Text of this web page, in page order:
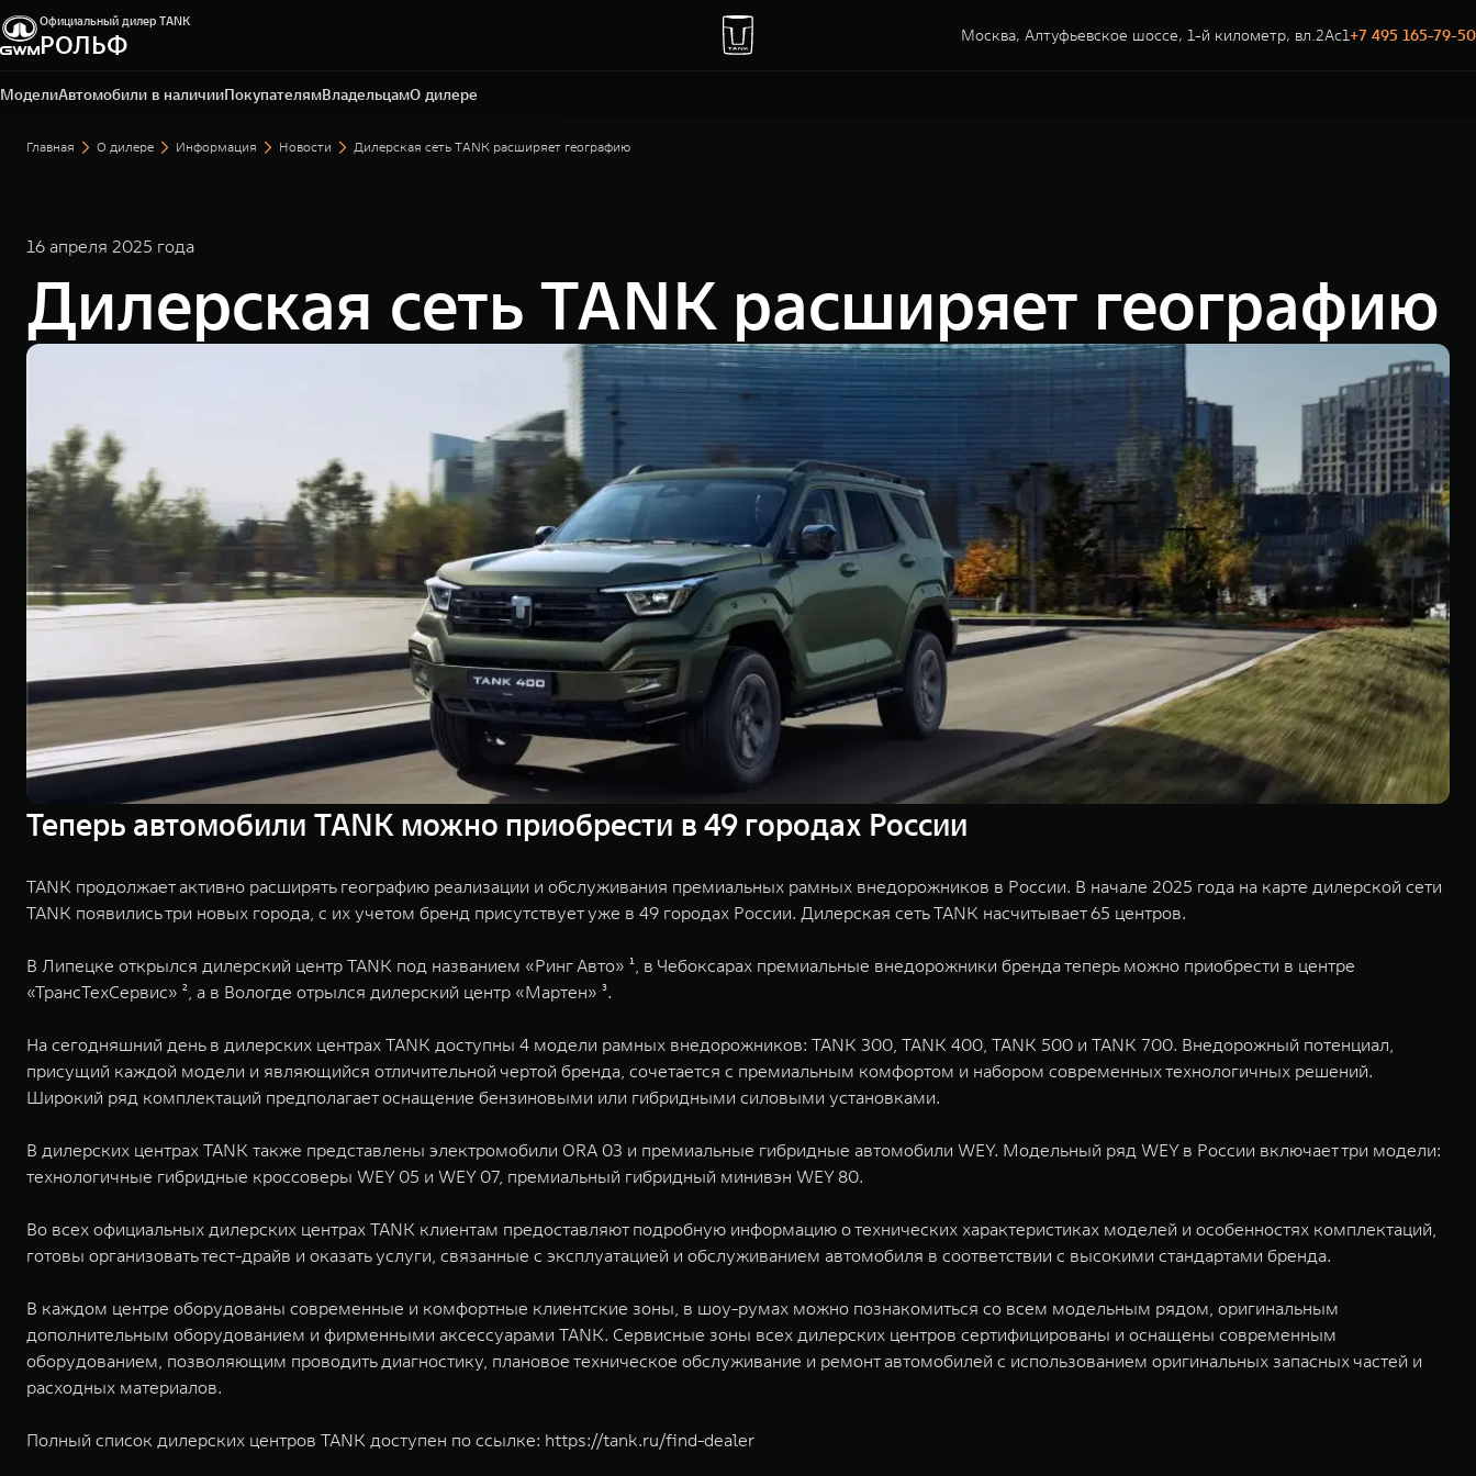
Официальный дилер TANK
РОЛЬФ Москва, Алтуфьевское шоссе, 1-й километр, вл.2Ас1+7 495 165-79-50
МоделиАвтомобили в наличииПокупателямВладельцамО дилере
Москва, Алтуфьевское шоссе, 1-й километр, вл.2Ас1
+7 495 165-79-50
Главная О дилере Информация Новости Дилерская сеть TANK расширяет географию
16 апреля 2025 года
Дилерская сеть TANK расширяет географию
Теперь автомобили TANK можно приобрести в 49 городах России
TANK продолжает активно расширять географию реализации и обслуживания премиальных рамных внедорожников в России. В начале 2025 года на карте дилерской сети
TANK появились три новых города, с их учетом бренд присутствует уже в 49 городах России. Дилерская сеть TANK насчитывает 65 центров.
В Липецке открылся дилерский центр TANK под названием «Ринг Авто» ¹, в Чебоксарах премиальные внедорожники бренда теперь можно приобрести в центре
«ТрансТехСервис» ², а в Вологде отрылся дилерский центр «Мартен» ³.
На сегодняшний день в дилерских центрах TANK доступны 4 модели рамных внедорожников: TANK 300, TANK 400, TANK 500 и TANK 700. Внедорожный потенциал,
присущий каждой модели и являющийся отличительной чертой бренда, сочетается с премиальным комфортом и набором современных технологичных решений.
Широкий ряд комплектаций предполагает оснащение бензиновыми или гибридными силовыми установками.
В дилерских центрах TANK также представлены электромобили ORA 03 и премиальные гибридные автомобили WEY. Модельный ряд WEY в России включает три модели:
технологичные гибридные кроссоверы WEY 05 и WEY 07, премиальный гибридный минивэн WEY 80.
Во всех официальных дилерских центрах TANK клиентам предоставляют подробную информацию о технических характеристиках моделей и особенностях комплектаций,
готовы организовать тест-драйв и оказать услуги, связанные с эксплуатацией и обслуживанием автомобиля в соответствии с высокими стандартами бренда.
В каждом центре оборудованы современные и комфортные клиентские зоны, в шоу-румах можно познакомиться со всем модельным рядом, оригинальным
дополнительным оборудованием и фирменными аксессуарами TANK. ​Сервисные зоны всех дилерских центров сертифицированы и оснащены современным
оборудованием, позволяющим проводить диагностику, плановое техническое обслуживание и ремонт автомобилей с использованием оригинальных запасных частей и
расходных материалов.
Полный список дилерских центров TANK доступен по ссылке: https://tank.ru/find-dealer